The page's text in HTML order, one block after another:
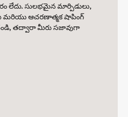
లేదు. సులభమైన మార్పిడులు,
ఆచరణాత్మక షాపింగ్
తద్వారా మీరు సజావుగా